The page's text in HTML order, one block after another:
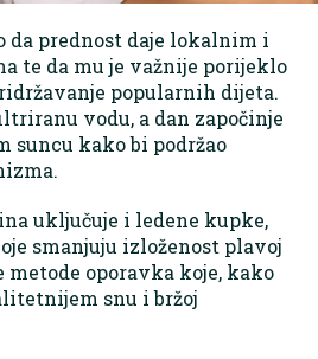
da prednost daje lokalnim i
te da mu je važnije porijeklo
popularnih dijeta.
vodu, a dan započinje
suncu kako bi podržao
uključuje i ledene kupke,
smanjuju izloženost plavoj
metode oporavka koje, kako
snu i bržoj